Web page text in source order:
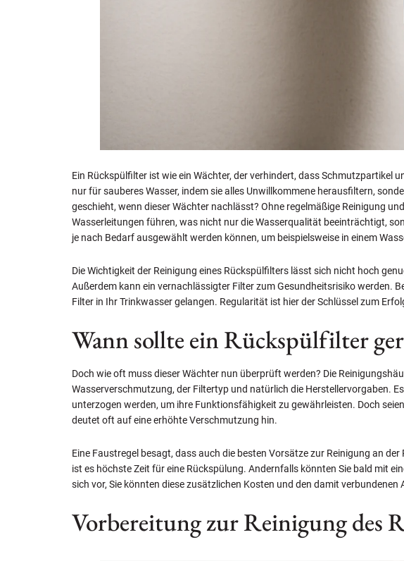
Ein Rückspülfilter ist wie ein Wächter, der verhindert, dass Schmutzpartikel
nur für sauberes Wasser, indem sie alles Unwillkommene herausfiltern,
geschieht, wenn dieser Wächter nachlässt? Ohne regelmäßige Reinigung
Wasserleitungen führen, was nicht nur die Wasserqualität beeinträchtigt,
je nach Bedarf ausgewählt werden können, um beispielsweise in einem
Die Wichtigkeit der Reinigung eines Rückspülfilters lässt sich nicht hoch
Außerdem kann ein vernachlässigter Filter zum Gesundheitsrisiko werden.
Filter in Ihr Trinkwasser gelangen. Regularität ist hier der Schlüssel zum
Wann sollte ein Rückspülfilter
Doch wie oft muss dieser Wächter nun überprüft werden? Die
Wasserverschmutzung, der Filtertyp und natürlich die Herstellervorgaben.
unterzogen werden, um ihre Funktionsfähigkeit zu gewährleisten. Doch
deutet oft auf eine erhöhte Verschmutzung hin.
Eine Faustregel besagt, dass auch die besten Vorsätze zur Reinigung an
ist es höchste Zeit für eine Rückspülung. Andernfalls könnten Sie bald mit
sich vor, Sie könnten diese zusätzlichen Kosten und den damit
Vorbereitung zur Reinigung des